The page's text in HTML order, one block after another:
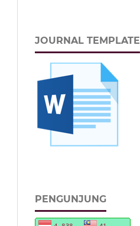
JOURNAL TEMPLATE
PENGUNJUNG